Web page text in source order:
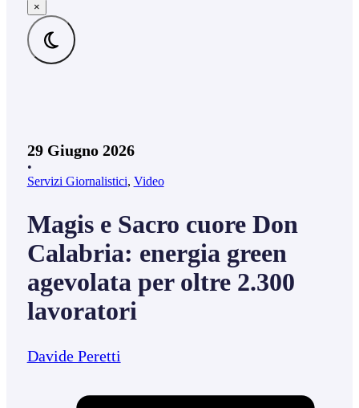
×
29 Giugno 2026
•
Servizi Giornalistici, Video
Magis e Sacro cuore Don
Calabria: energia green
agevolata per oltre 2.300
lavoratori
Davide Peretti